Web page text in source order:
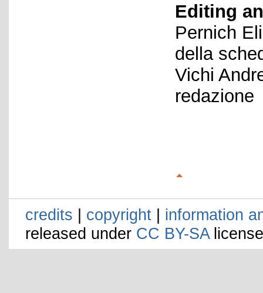
Editing
Pernich
della
Vichi
redazione
credits | copyright | information
released under CC BY-SA